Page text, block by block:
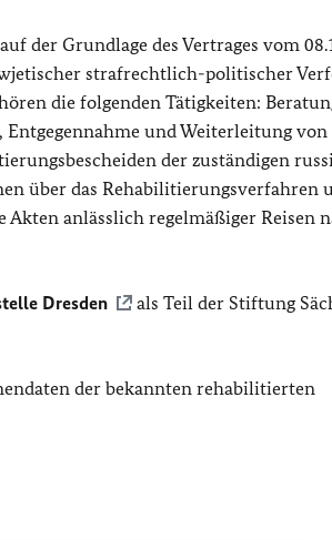
der Grundlage des Vertrages vom
strafrechtlich-politischer
die folgenden Tätigkeiten:
und Weiterleitung von
der zuständigen
über das Rehabilitierungsverfahren
anlässlich regelmäßiger Reisen
Dresden
als Teil der Stiftung
der bekannten rehabilitierten